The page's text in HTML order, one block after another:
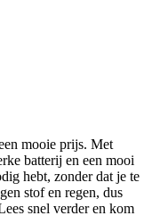
mooie prijs. Met
batterij en een mooi
hebt, zonder dat je te
stof en regen, dus
snel verder en kom